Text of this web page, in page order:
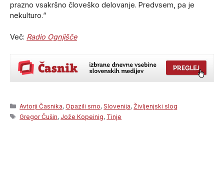
prazno vsakršno človeško delovanje. Predvsem, pa je
nekulturo.“
Več: Radio Ognjišče
Categories
Avtorji Časnika, Opazili smo,Slovenija,Življenjski slog
Tags
Gregor Čušin, Jože Kopeinig, Tinje